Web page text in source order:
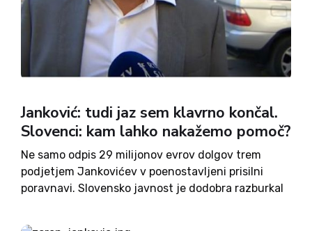
Janković: tudi jaz sem klavrno končal.
Slovenci: kam lahko nakažemo pomoč?
Ne samo odpis 29 milijonov evrov dolgov trem
podjetjem Jankovićev v poenostavljeni prisilni
poravnavi. Slovensko javnost je dodobra razburkal
nacionalni televiziji. Najstarejši sin ljubljanskega